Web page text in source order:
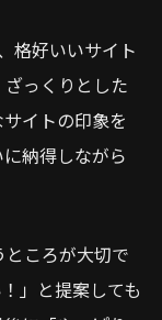
格好いいサイト
っくりとした
イトの印象を
納得しながら
ころが大切で
」と提案しても